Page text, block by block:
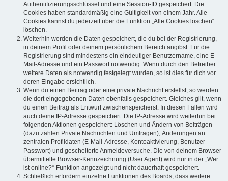
Authentifizierungsschlüssel und eine Session-ID gespeichert. Die
Cookies haben standardmäßig eine Gültigkeit von einem Jahr. Alle
Cookies kannst du jederzeit über die Funktion „Alle Cookies löschen“
löschen.
Weiterhin werden die Daten gespeichert, die du bei der Registrierung,
in deinem Profil oder deinem persönlichem Bereich angibst. Für die
Registrierung sind mindestens ein eindeutiger Benutzername, eine E-
Mail-Adresse und ein Passwort notwendig. Wenn durch den Betreiber
weitere Daten als notwendig festgelegt wurden, so ist dies für dich vor
deren Eingabe ersichtlich.
Wenn du einen Beitrag oder eine private Nachricht erstellst, so werden
die dort eingegebenen Daten ebenfalls gespeichert. Gleiches gilt, wenn
du einen Beitrag als Entwurf zwischenspeicherst. In diesen Fällen wird
auch deine IP-Adresse gespeichert. Die IP-Adresse wird weiterhin bei
folgenden Aktionen gespeichert: Löschen und Ändern von Beiträgen
(dazu zählen Private Nachrichten und Umfragen), Änderungen an
zentralen Profildaten (E-Mail-Adresse, Kontoaktivierung, Benutzer-
Passwort) und gescheiterte Anmeldeversuche. Die von deinem Browser
übermittelte Browser-Kennzeichnung (User Agent) wird nur in der „Wer
ist online?“-Funktion angezeigt und nicht dauerhaft gespeichert.
Schließlich erfordern einzelne Funktionen des Boards, dass weitere